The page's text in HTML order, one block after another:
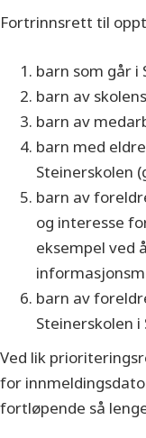
Fortrinnsrett til
barn som går i
barn av
barn av
barn med
Steinerskolen
barn av
og interesse
eksempel ved
barn av
Steinerskolen
Ved lik
for
fortløpende så